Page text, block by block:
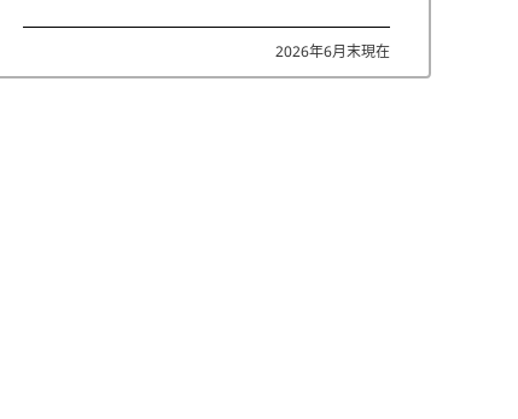
2026年6月末現在